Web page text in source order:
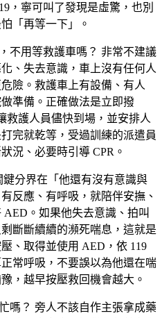
，寧可叫了發現是虛驚，也別
「再等一下」。
不用等救護車嗎？ 非常不建議
、失去意識，車上沒有任何人
險。救護車上有設備、有人
準備。正確做法是立即撥
救護人員儘快到場，並安排人
完就乾等，受過訓練的派遣員
況、必要時引導 CPR。
鍵分界在「他還有沒有意識與
反應、有呼吸，就陪伴安撫、
。如果他失去意識、拍叫
斷斷續續的瀕死喘息，這就是
、取得並使用 AED，依 119
常呼吸，不要誤以為他還在喘
，越早按壓救回機會越大。
嗎？ 旁人不該自作主張拿成藥